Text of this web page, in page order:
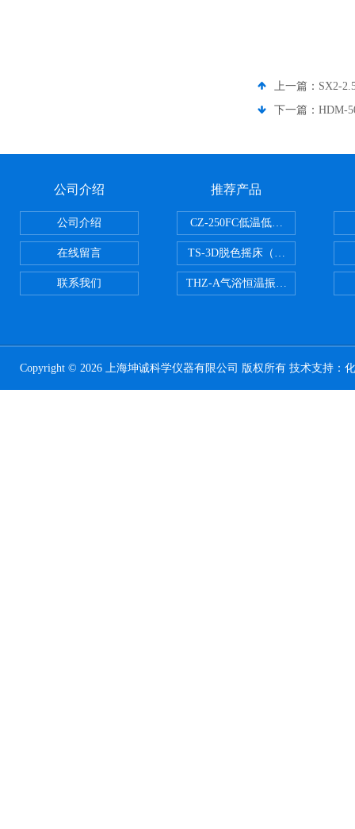
上一篇： SX2-
下一篇： HDM-
公司介绍
公司介绍
在线留言
联系我们
推荐产品
CZ-250FC低温低湿种子储藏柜
TS-3D脱色摇床（三维运动）
THZ-A气浴恒温振荡器
Copyright © 2026 上海坤诚科学仪器有限公司 版权所有 技术支持：